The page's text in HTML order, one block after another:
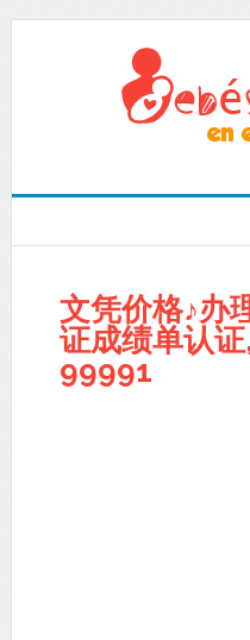
文凭价格♪办
证成绩单认
99991